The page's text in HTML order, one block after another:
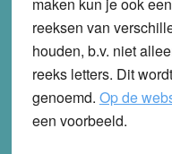
reeksen van
houden, b.v. niet
reeks letters. Dit
genoemd. Op de
een voorbeeld.